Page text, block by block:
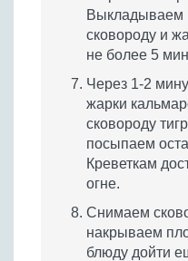
Выкладываем
сковороду и
не более 5
Через 1-2
жарки
сковороду
посыпаем
Креветкам
огне.
Снимаем
накрываем
блюду дойти